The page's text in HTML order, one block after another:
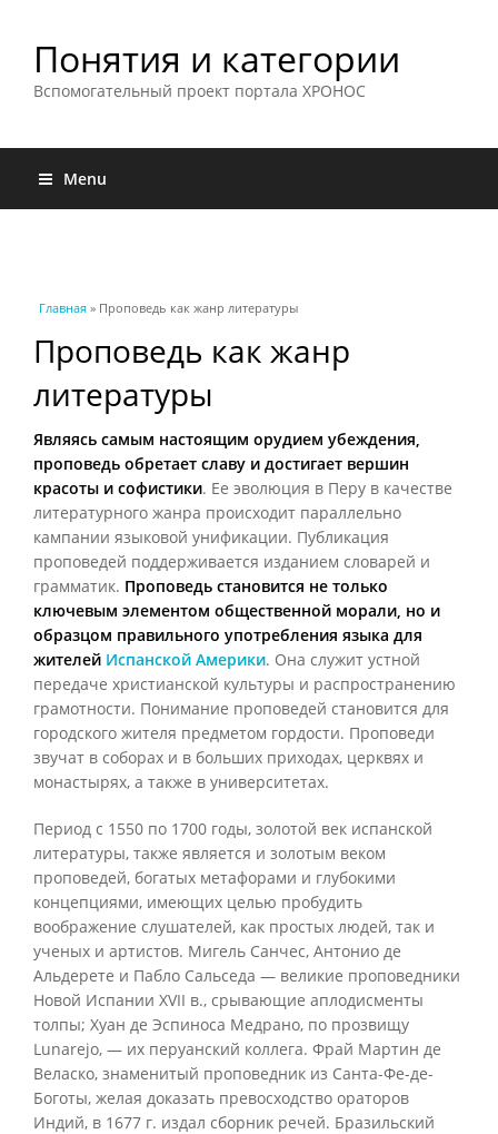
Понятия и категории
Вспомогательный проект портала ХРОНОС
Menu
Вы здесь
Главная » Проповедь как жанр литературы
Проповедь как жанр
литературы
Являясь самым настоящим орудием убеждения,
проповедь обретает славу и достигает вершин
красоты и софистики. Ее эволюция в Перу в качестве
литературного жанра происходит параллельно
кампании языковой унификации. Публикация
проповедей поддерживается изданием словарей и
грамматик. Проповедь становится не только
ключевым элементом общественной морали, но и
образцом правильного употребления языка для
жителей Испанской Америки. Она служит устной
передаче христианской культуры и распространению
грамотности. Понимание проповедей становится для
городского жителя предметом гордости. Проповеди
звучат в соборах и в больших приходах, церквях и
монастырях, а также в университетах.
Период с 1550 по 1700 годы, золотой век испанской
литературы, также является и золотым веком
проповедей, богатых метафорами и глубокими
концепциями, имеющих целью пробудить
воображение слушателей, как простых людей, так и
ученых и артистов. Мигель Санчес, Антонио де
Альдерете и Пабло Сальседа — великие проповедники
Новой Испании XVII в., срывающие аплодисменты
толпы; Хуан де Эспиноса Медрано, по прозвищу
Lunarejo, — их перуанский коллега. Фрай Мартин де
Веласко, знаменитый проповедник из Санта-Фе-де-
Боготы, желая доказать превосходство ораторов
Индий, в 1677 г. издал сборник речей. Бразильский